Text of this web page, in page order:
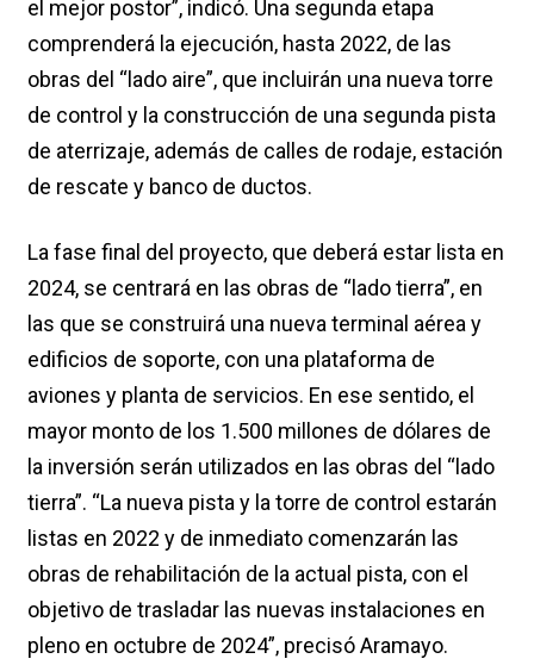
el mejor postor”, indicó. Una segunda etapa
comprenderá la ejecución, hasta 2022, de las
obras del “lado aire”, que incluirán una nueva torre
de control y la construcción de una segunda pista
de aterrizaje, además de calles de rodaje, estación
de rescate y banco de ductos.
La fase final del proyecto, que deberá estar lista en
2024, se centrará en las obras de “lado tierra”, en
las que se construirá una nueva terminal aérea y
edificios de soporte, con una plataforma de
aviones y planta de servicios. En ese sentido, el
mayor monto de los 1.500 millones de dólares de
la inversión serán utilizados en las obras del “lado
tierra”. “La nueva pista y la torre de control estarán
listas en 2022 y de inmediato comenzarán las
obras de rehabilitación de la actual pista, con el
objetivo de trasladar las nuevas instalaciones en
pleno en octubre de 2024”, precisó Aramayo.